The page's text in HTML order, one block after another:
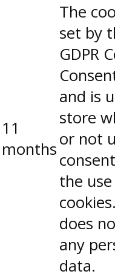
11
months
The
set by
GDPR
and is
store
or not
the
does
any
data.